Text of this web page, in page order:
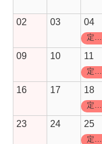
02 03 04
定休日
09 10 11
定休日
16 17 18
定休日
23 24 25
定休日